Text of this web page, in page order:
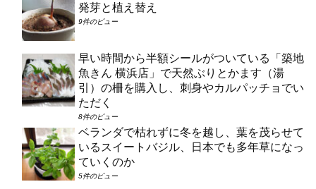
発芽と植え替え
9件のビュー
早い時間から半額シールがついている「築地
魚きん 横浜店」で天然ぶりとかます（湯
引）の柵を購入し、刺身やカルパッチョでい
ただく
8件のビュー
ベランダで枯れずに冬を越し、葉を茂らせて
いるスイートバジル、日本でも多年草になっ
ていくのか
5件のビュー